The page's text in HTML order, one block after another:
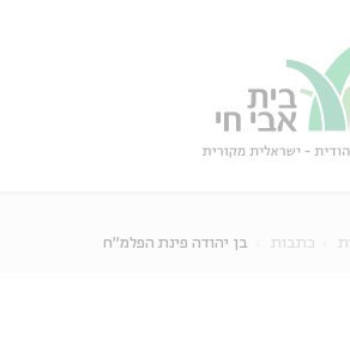
כתבות בן יהודה פינת הפלמ"ח